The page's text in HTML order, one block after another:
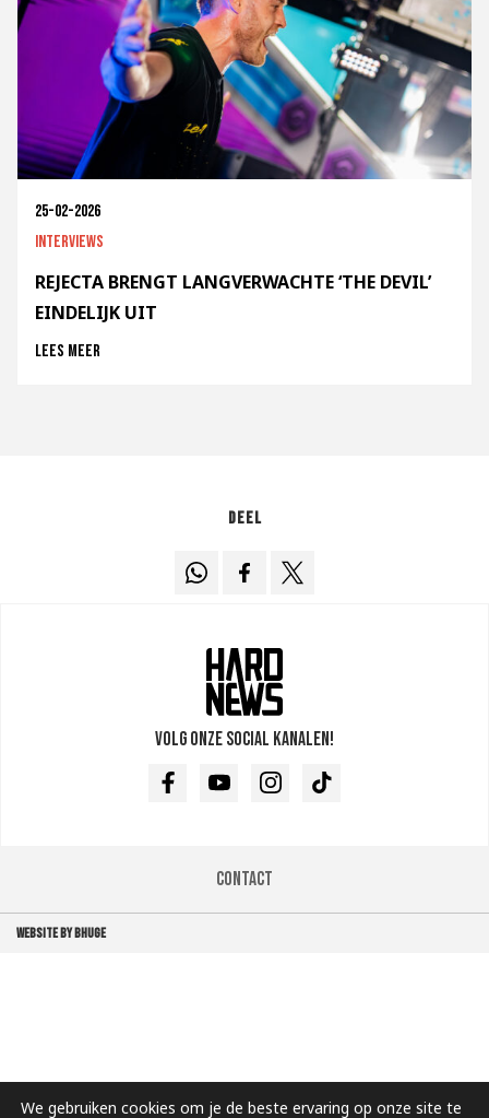
25-02-2026
Interviews
REJECTA BRENGT LANGVERWACHTE ‘THE DEVIL’
EINDELIJK UIT
Lees meer
Deel
Volg onze social kanalen!
FacebookYoutubeInstagramTikTok
Contact
WEBSITE BY BHUGE
We gebruiken cookies om je de beste ervaring op onze site te